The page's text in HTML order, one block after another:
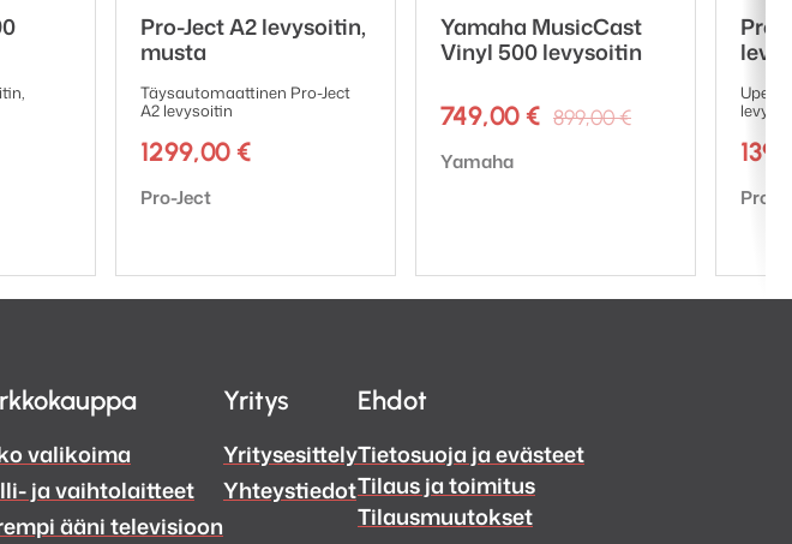
Pro-Ject A2 levysoitin,
musta
Täysautomaattinen Pro-Ject
A2 levysoitin
1299,00 €
Tuotemerkki:
Pro-Ject
Yamaha MusicCast
Vinyl 500 levysoitin
899,00€Alkuperäinen
749,00 €
Nykyinen
Tuotemerkki:
Yamaha
Pro-
Pro-
valikoima
ja vaihtolaitteet
ääni televisioon
Yritys
Yritysesittely
Yhteystiedot
Ehdot
Tietosuoja ja evästeet
Tilaus ja toimitus
Tilausmuutokset